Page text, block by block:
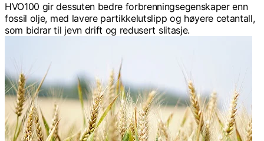
HVO100 gir dessuten bedre forbrenningsegenskaper enn
fossil olje, med lavere partikkelutslipp og høyere cetantall,
som bidrar til jevn drift og redusert slitasje.